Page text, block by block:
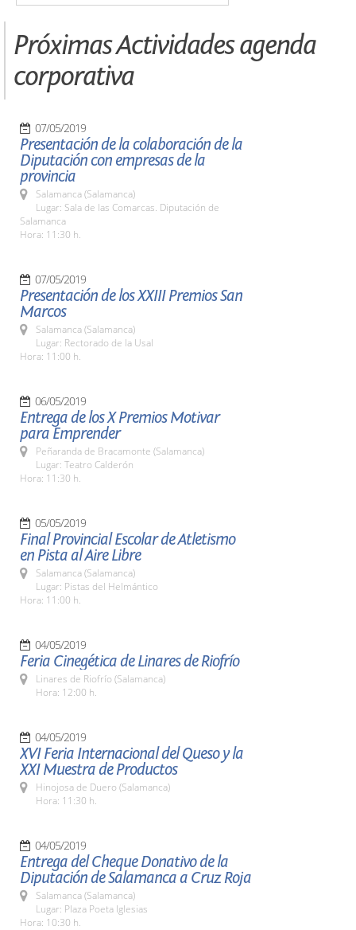
Próximas Actividades agenda
corporativa
07/05/2019
Presentación de la colaboración de la
Diputación con empresas de la
provincia
Salamanca (Salamanca)
Lugar: Sala de las Comarcas. Diputación de
Salamanca
Hora: 11:30 h.
07/05/2019
Presentación de los XXIII Premios San
Marcos
Salamanca (Salamanca)
Lugar: Rectorado de la Usal
Hora: 11:00 h.
06/05/2019
Entrega de los X Premios Motivar
para Emprender
Peñaranda de Bracamonte (Salamanca)
Lugar: Teatro Calderón
Hora: 11:30 h.
05/05/2019
Final Provincial Escolar de Atletismo
en Pista al Aire Libre
Salamanca (Salamanca)
Lugar: Pistas del Helmántico
Hora: 11:00 h.
04/05/2019
Feria Cinegética de Linares de Riofrío
Linares de Riofrío (Salamanca)
Hora: 12:00 h.
04/05/2019
XVI Feria Internacional del Queso y la
XXI Muestra de Productos
Hinojosa de Duero (Salamanca)
Hora: 11:30 h.
04/05/2019
Entrega del Cheque Donativo de la
Diputación de Salamanca a Cruz Roja
Salamanca (Salamanca)
Lugar: Plaza Poeta Iglesias
Hora: 10:30 h.